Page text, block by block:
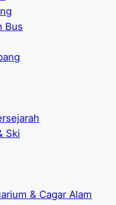
Bus
Ski
& Cagar Alam